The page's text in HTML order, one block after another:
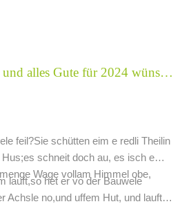
Frohe Weihnachten und alles Gute für 2024 wünscht Ihnen Ihre BürgerEnergiegenossenschaft Kehl eG
feil?Sie schütten eim e redli Theilin
schneit doch au, es isch e
Wage vollam Himmel obe,
lauft,so het er vo der Bauwele
Achsle no,und uffem Hut, und lauft